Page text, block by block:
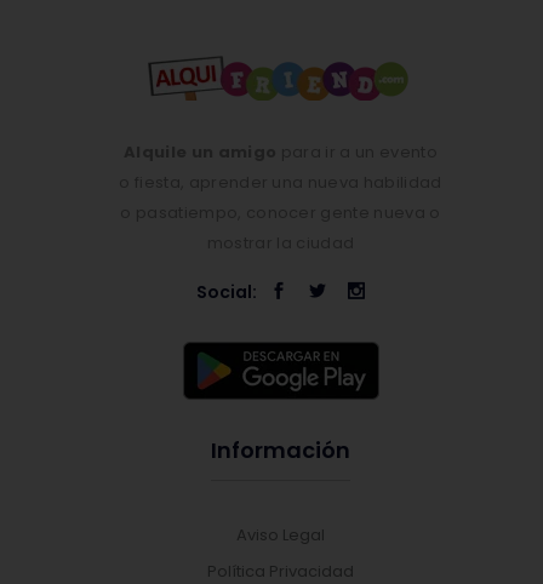
Social:
Información
Aviso Legal
Política Privacidad